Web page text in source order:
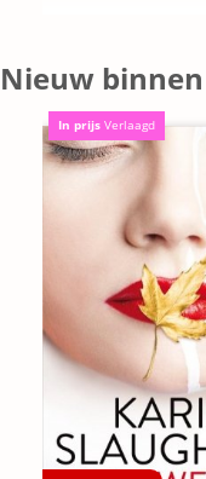
Nieuw binnen
In prijs Verlaagd